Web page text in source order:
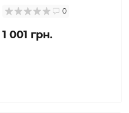
0
1 001 грн.